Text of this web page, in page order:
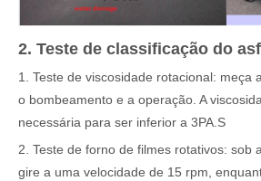
2. Teste de classificação do
1. Teste de viscosidade rotacional: meça
o bombeamento e a operação. A
necessária para ser inferior a 3PA.S
2. Teste de forno de filmes rotativos: sob
gire a uma velocidade de 15 rpm,